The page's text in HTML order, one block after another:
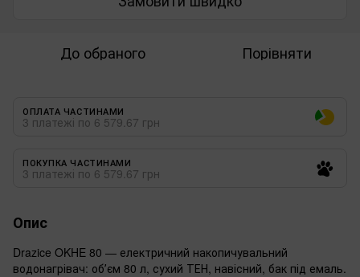
До обраного Порівняти
ОПЛАТА ЧАСТИНАМИ
3 платежі по 6 579.67 грн
ПОКУПКА ЧАСТИНАМИ
3 платежі по 6 579.67 грн
Опис
Drazice OKHE 80 — електричний накопичувальний
водонагрівач: обʼєм 80 л, сухий ТЕН, навісний, бак під емаль.